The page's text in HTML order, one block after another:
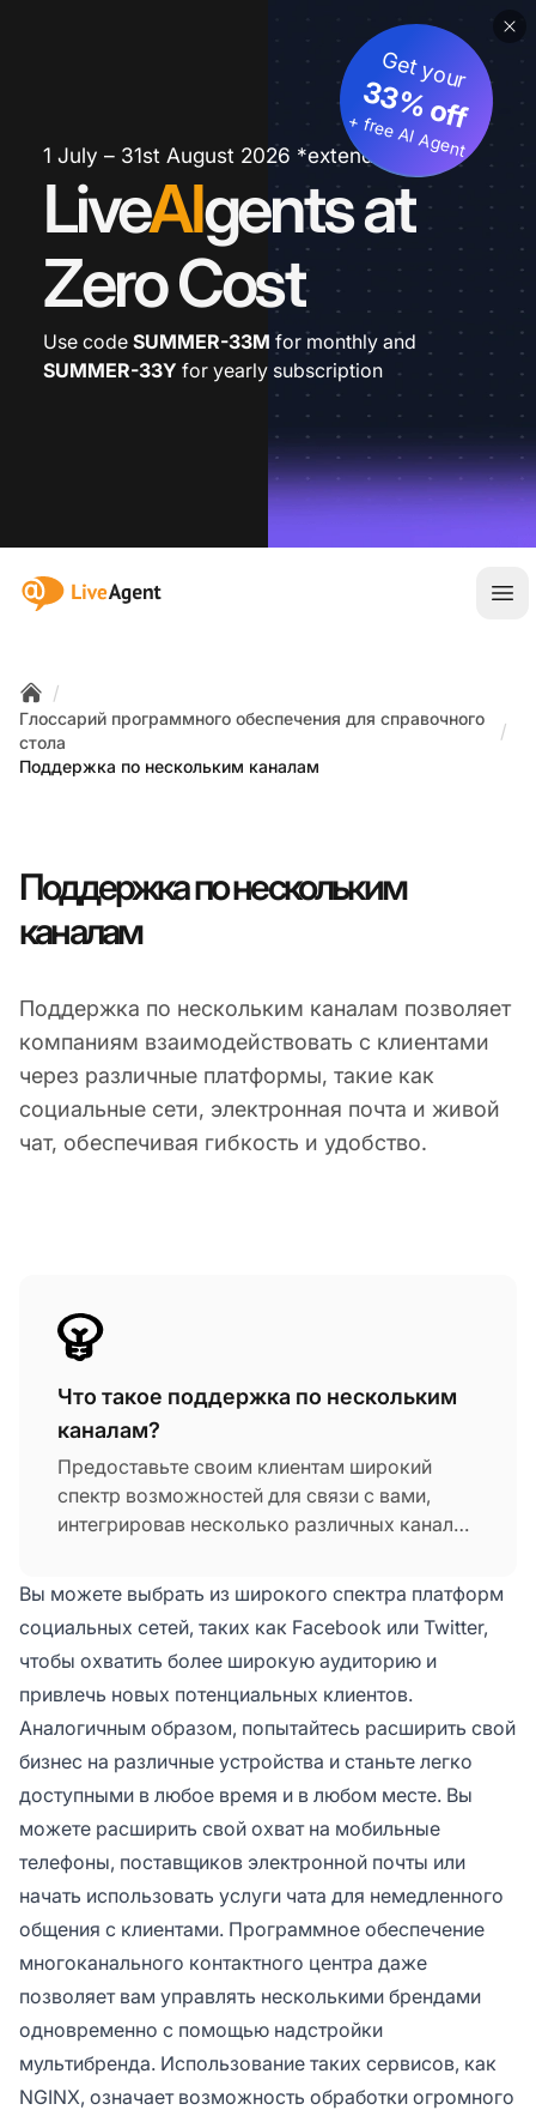
1 July – 31st August 2026 *extended
LiveAIgents at
Zero Cost
Get your
33% off
+ free AI Agent
Use code SUMMER-33M for monthly and
SUMMER-33Y for yearly subscription
:site.title
Home
/
Глоссарий программного обеспечения для справочного
стола
/
Поддержка по нескольким каналам
Поддержка по нескольким
каналам
Поддержка по нескольким каналам позволяет
компаниям взаимодействовать с клиентами
через различные платформы, такие как
социальные сети, электронная почта и живой
чат, обеспечивая гибкость и удобство.
Что такое поддержка по нескольким
каналам?
Предоставьте своим клиентам широкий
спектр возможностей для связи с вами,
интегрировав несколько различных каналов
Вы можете выбрать из широкого спектра платформ
социальных сетей, таких как Facebook или Twitter,
чтобы охватить более широкую аудиторию и
привлечь новых потенциальных клиентов.
Аналогичным образом, попытайтесь расширить свой
бизнес на различные устройства и станьте легко
доступными в любое время и в любом месте. Вы
можете расширить свой охват на мобильные
телефоны, поставщиков электронной почты или
начать использовать услуги чата для немедленного
общения с клиентами. Программное обеспечение
многоканального контактного центра даже
позволяет вам управлять несколькими брендами
одновременно с помощью надстройки
мультибренда. Использование таких сервисов, как
NGINX, означает возможность обработки огромного